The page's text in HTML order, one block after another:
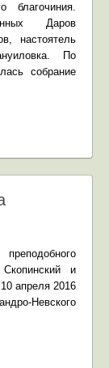
благочиния.
Даров
настоятель
По
собрание
и
апреля 2016
Невского